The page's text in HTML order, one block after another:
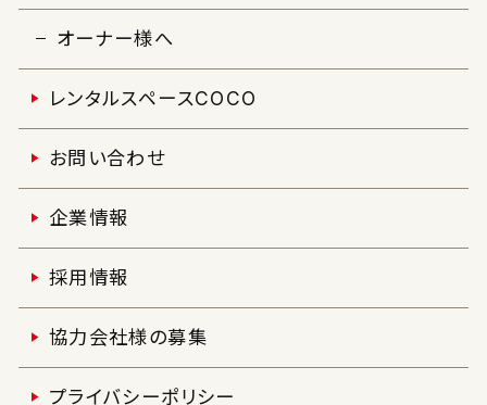
オーナー様へ
レンタルスペースCOCO
お問い合わせ
企業情報
採用情報
協力会社様の募集
プライバシーポリシー